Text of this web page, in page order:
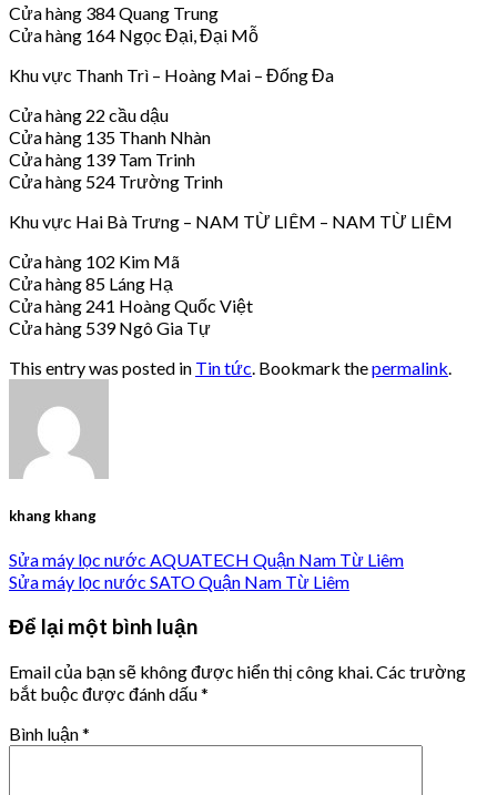
Cửa hàng 384 Quang Trung
Cửa hàng 164 Ngọc Đại, Đại Mỗ
Khu vực Thanh Trì – Hoàng Mai – Đống Đa
Cửa hàng 22 cầu dậu
Cửa hàng 135 Thanh Nhàn
Cửa hàng 139 Tam Trinh
Cửa hàng 524 Trường Trinh
Khu vực Hai Bà Trưng – NAM TỪ LIÊM – NAM TỪ LIÊM
Cửa hàng 102 Kim Mã
Cửa hàng 85 Láng Hạ
Cửa hàng 241 Hoàng Quốc Việt
Cửa hàng 539 Ngô Gia Tự
This entry was posted in Tin tức . Bookmark thepermalink
khang khang
Sửa máy lọc nước AQUATECH Quận Nam Từ Liêm
Sửa máy lọc nước SATO Quận Nam Từ Liêm
Để lại một bình luận
Email của bạn sẽ không được hiển thị công khai. Các trường
bắt buộc được đánh dấu*
Bình luận*